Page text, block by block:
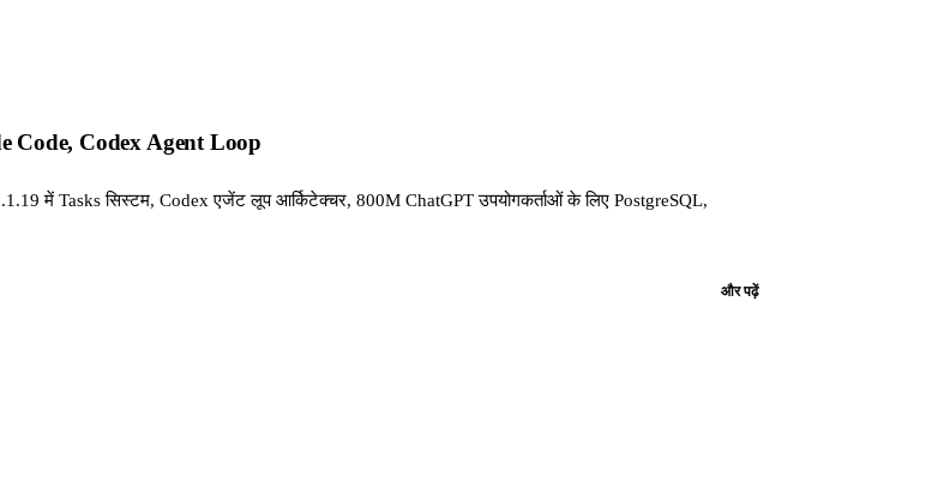
Code, Codex Agent Loop
में Tasks सिस्टम, Codex एजेंट लूप आर्किटेक्चर, 800M ChatGPT उपयोगकर्ताओं के लिए PostgreSQL,
और पढ़ें